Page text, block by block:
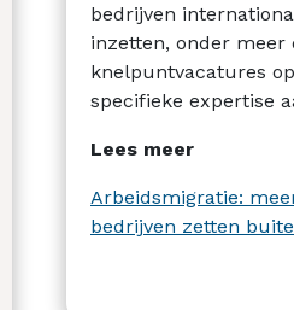
bedrijven
inzetten, onder meer
knelpuntvacatures
specifieke expertise
Lees meer
Arbeidsmigratie:
bedrijven zetten